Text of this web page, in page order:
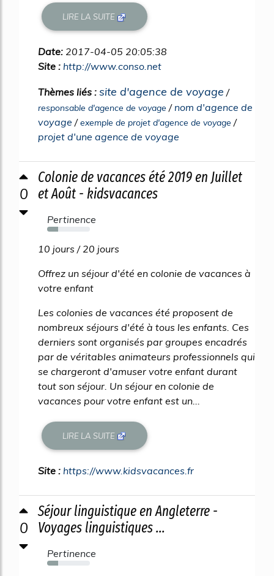
LIRE LA SUITE
Date: 2017-04-05 20:05:38
Site : http://www.conso.net
Thèmes liés : site d'agence de voyage /
responsable d'agence de voyage / nom d'agence de
voyage /exemple de projet d'agence de voyage /
projet d'une agence de voyage
0
Colonie de vacances été 2019 en Juillet
et Août - kidsvacances
Pertinence
26%
10 jours / 20 jours
Offrez un séjour d'été en colonie de vacances à
votre enfant
Les colonies de vacances été proposent de
nombreux séjours d'été à tous les enfants. Ces
derniers sont organisés par groupes encadrés
par de véritables animateurs professionnels qui
se chargeront d'amuser votre enfant durant
tout son séjour. Un séjour en colonie de
vacances pour votre enfant est un...
LIRE LA SUITE
Site : https://www.kidsvacances.fr
0
Séjour linguistique en Angleterre -
Voyages linguistiques ...
Pertinence
26%